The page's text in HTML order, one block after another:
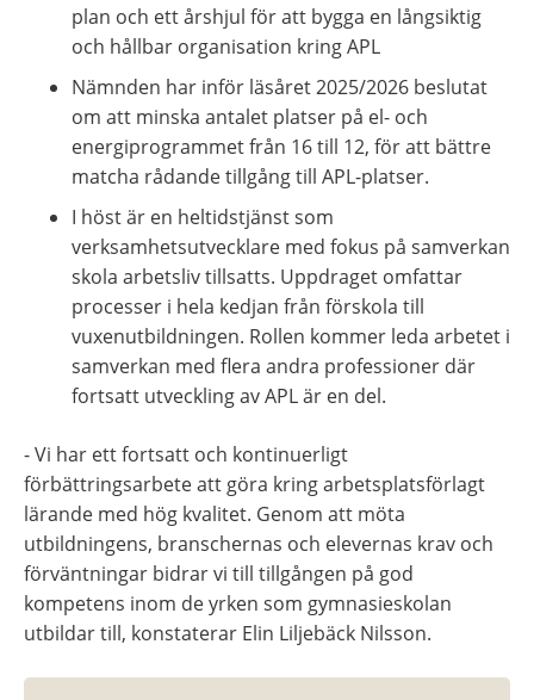
plan och ett årshjul för att bygga en långsiktig
och hållbar organisation kring APL
Nämnden har inför läsåret 2025/2026 beslutat
om att minska antalet platser på el- och
energiprogrammet från 16 till 12, för att bättre
matcha rådande tillgång till APL-platser.
I höst är en heltidstjänst som
verksamhetsutvecklare med fokus på samverkan
skola arbetsliv tillsatts. Uppdraget omfattar
processer i hela kedjan från förskola till
vuxenutbildningen. Rollen kommer leda arbetet i
samverkan med flera andra professioner där
fortsatt utveckling av APL är en del.
- Vi har ett fortsatt och kontinuerligt
förbättringsarbete att göra kring arbetsplatsförlagt
lärande med hög kvalitet. Genom att möta
utbildningens, branschernas och elevernas krav och
förväntningar bidrar vi till tillgången på god
kompetens inom de yrken som gymnasieskolan
utbildar till, konstaterar Elin Liljebäck Nilsson.